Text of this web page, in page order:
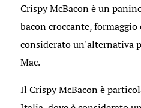
Crispy McBacon è un
bacon croccante, formaggio
considerato un'alternativa
Mac.
Il Crispy McBacon è